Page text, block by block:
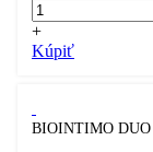
+
Kúpiť
BIOINTIMO DUO